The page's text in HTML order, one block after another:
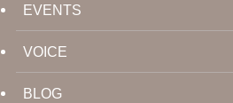
EVENTS
VOICE
BLOG